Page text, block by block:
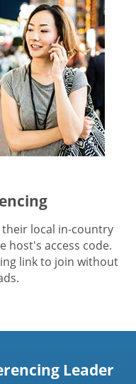
local in-country
host's access code.
link to join without
Leader